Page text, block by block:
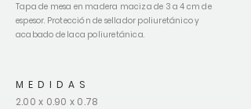
Tapa de mesa en madera maciza de 3 a 4 cm de
espesor. Protección de sellador poliuretánico y
acabado de laca poliuretánica.
MEDIDAS
2.00 x 0.90 x 0.78